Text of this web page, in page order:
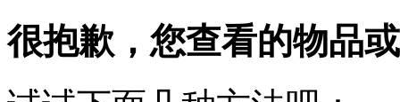
很抱歉，您查看的物品